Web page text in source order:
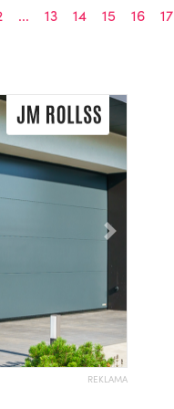
... 13 14 15 16 17
Následující
REKLAMA